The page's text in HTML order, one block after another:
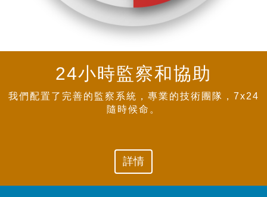
24小時監察和協助
我們配置了完善的監察系統，專業的技術團隊，7x24
隨時候命。
詳情